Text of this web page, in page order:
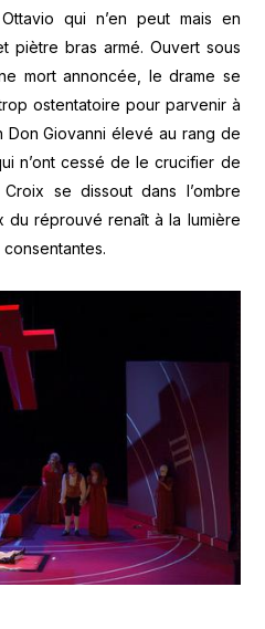
qui n’en peut mais en
piètre bras armé. Ouvert sous
mort annoncée, le drame se
ostentatoire pour parvenir à
Don Giovanni élevé au rang de
n’ont cessé de le crucifier de
Croix se dissout dans l’ombre
réprouvé renaît à la lumière